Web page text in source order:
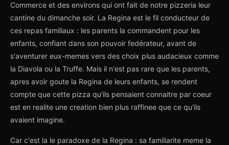
Commerce et des environs qui ont fait de notre pizzeria leur
cantine du dimanche soir. La Regina est le fil conducteur de
ces repas familiaux : les parents la commandent pour les
enfants, confiant dans son pouvoir fedérateur, avant de
s'aventurer eux-memes vers des choix plus audacieux comme
la Diavola ou la Truffe. Mais il n'est pas rare que les parents,
apres avoir goute la Regina de leurs enfants, se rendent
compte que cette pizza qu'ils pensaient connaitre par coeur
est en realite une creation bien plus raffinee que ce qu'ils
avaient imagine.
Car c'est la le paradoxe de la Regina : sa familiarite meme la